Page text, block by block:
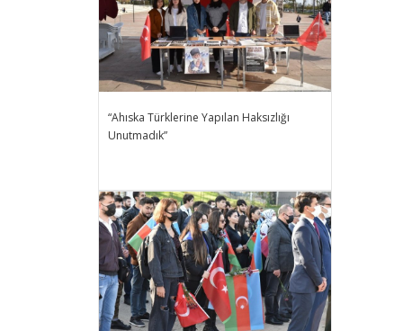
“Ahıska Türklerine Yapılan Haksızlığı
Unutmadık”